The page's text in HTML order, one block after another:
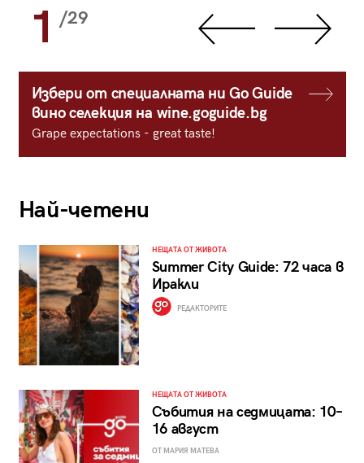
1 /29
Избери от специалната ни Go Guide
вино селекция на wine.goguide.bg
Grape expectations - great taste!
Най-четени
НЕЩАТА ОТ ЖИВОТА
Summer City Guide: 72 часа в
Иракли
РЕДАКТОРИТЕ
НЕЩАТА ОТ ЖИВОТА
Събития на седмицата: 10–
16 август
ОТ МАРИЯ МАТЕВА